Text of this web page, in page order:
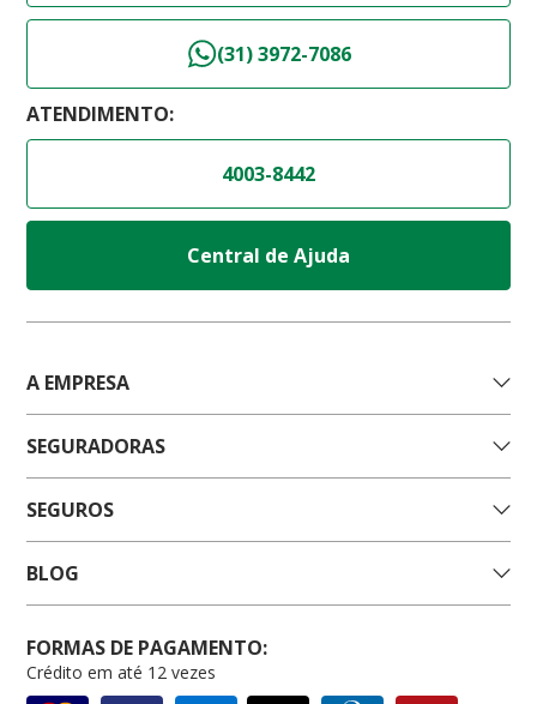
(31) 3972-7086
ATENDIMENTO:
4003-8442
Central de Ajuda
A EMPRESA
SEGURADORAS
SEGUROS
BLOG
FORMAS DE PAGAMENTO:
Crédito em até 12 vezes